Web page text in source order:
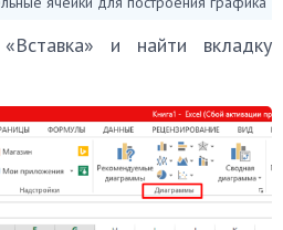
и найти вкладку